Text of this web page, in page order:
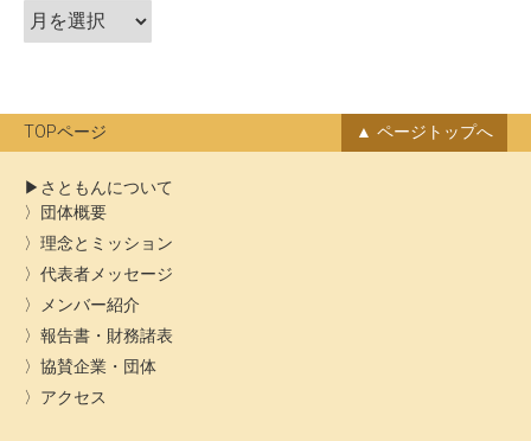
ョ
ア
ー
ブ
TOPページ ページトップへ
さともんについて
団体概要
理念とミッション
代表者メッセージ
メンバー紹介
報告書・財務諸表
協賛企業・団体
アクセス